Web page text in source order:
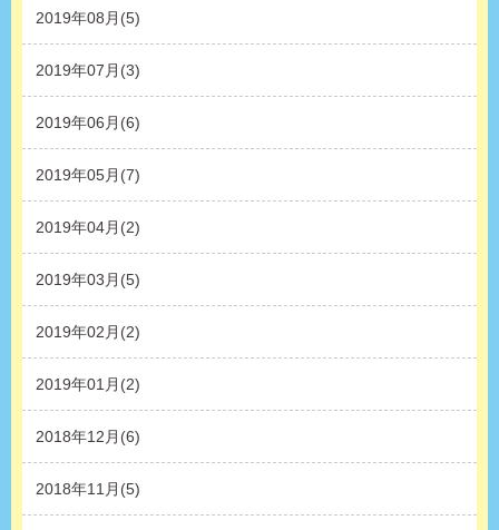
2019年08月(5)
2019年07月(3)
2019年06月(6)
2019年05月(7)
2019年04月(2)
2019年03月(5)
2019年02月(2)
2019年01月(2)
2018年12月(6)
2018年11月(5)